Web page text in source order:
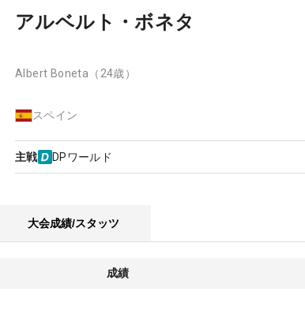
アルベルト・ボネタ
Albert Boneta （24歳）
スペイン
主戦 DPワールド
大会成績/スタッツ
成績